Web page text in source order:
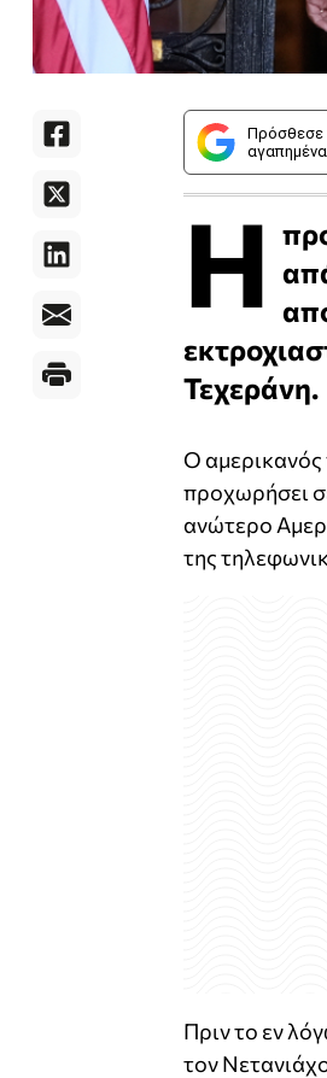
Πρόσθεσε
Η
Τεχεράνη.
Ο αμερικανός
προχωρήσει
ανώτερο
της
Πριν το εν
τον